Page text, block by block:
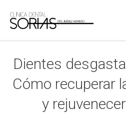
Dientes
Cómo recuperar
y